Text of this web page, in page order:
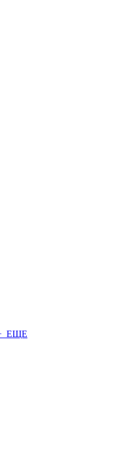
ЕЩЕ